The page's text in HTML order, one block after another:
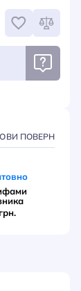
ПОВЕРНЕННЯ